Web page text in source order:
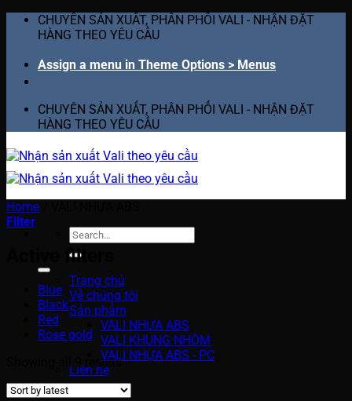
Skip
CHUYÊN SẢN XUẤT, PHÂN PHỐI VALI - NHẬN ĐẶT
HÀNG THEO YÊU CẦU
Assign a menu in Theme Options > Menus
CHUYÊN SẢN XUẤT, PHÂN PHỐI VALI - NHẬN ĐẶT
HÀNG THEO YÊU CẦU
Search
for:
Trang chủ
Về chúng tôi
Sản phẩm
VALI NHỰA ABS
VALI KHUNG NHÔM
VALI NHỰA ABS - PC
Liên hệ
Home
Filter
Active filters
Blue
Black
Red
Rose gold
Showing all 9 results